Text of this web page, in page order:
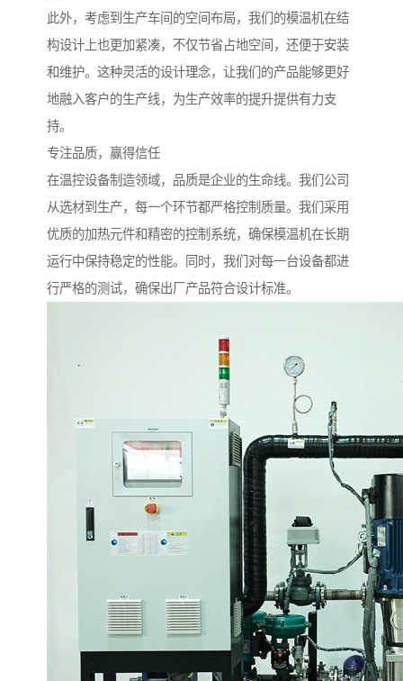
此外，考虑到生产车间的空间布局，我们的模温机在结
构设计上也更加紧凑，不仅节省占地空间，还便于安装
和维护。这种灵活的设计理念，让我们的产品能够更好
地融入客户的生产线，为生产效率的提升提供有力支
持。
专注品质，赢得信任
在温控设备制造领域，品质是企业的生命线。我们公司
从选材到生产，每一个环节都严格控制质量。我们采用
优质的加热元件和精密的控制系统，确保模温机在长期
运行中保持稳定的性能。同时，我们对每一台设备都进
行严格的测试，确保出厂产品符合设计标准。